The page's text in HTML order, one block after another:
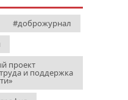
#доброжурнал
проект
и поддержка